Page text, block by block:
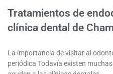
Tratamientos de
clínica dental de
La importancia de visitar al
periódica Todavía existen